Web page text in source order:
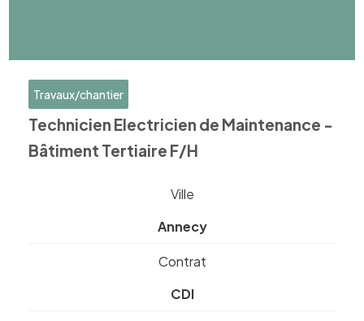
Travaux/chantier
Technicien Electricien de Maintenance -
Bâtiment Tertiaire F/H
Ville
Annecy
Contrat
CDI